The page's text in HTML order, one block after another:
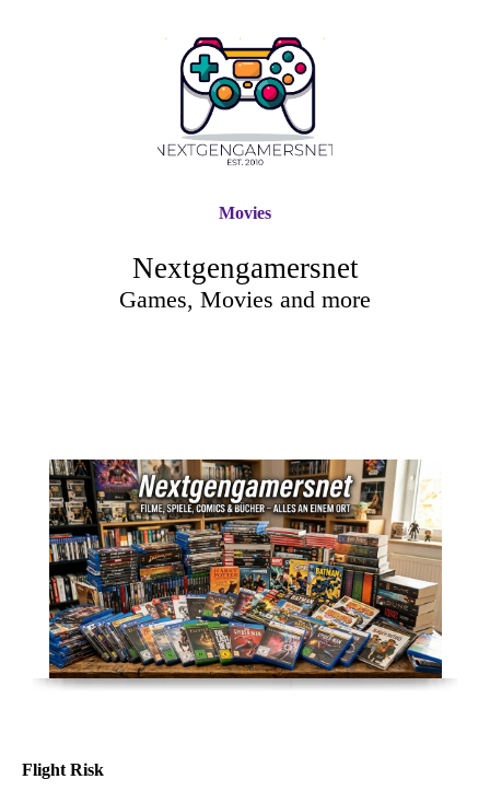
Nextgengamersnet
Games, Movies and more
Movies
Flight Risk